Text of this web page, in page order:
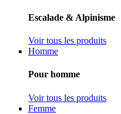
Escalade & Alpinisme
Voir tous les produits
Homme
Pour homme
Voir tous les produits
Femme